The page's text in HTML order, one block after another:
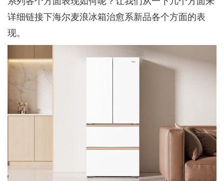
详细链接下海尔麦浪冰箱治愈系新品各个方面的表
现。